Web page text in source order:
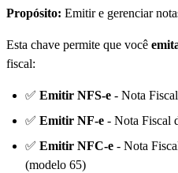
Propósito: Emitir e gerenciar
Esta chave permite que você
fiscal:
✅ Emitir NFS-e - Nota
✅ Emitir NF-e - Nota Fiscal
✅ Emitir NFC-e - Nota
(modelo 65)